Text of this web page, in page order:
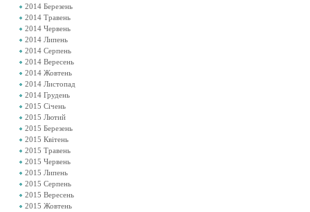
2014 Березень
2014 Травень
2014 Червень
2014 Липень
2014 Серпень
2014 Вересень
2014 Жовтень
2014 Листопад
2014 Грудень
2015 Січень
2015 Лютий
2015 Березень
2015 Квітень
2015 Травень
2015 Червень
2015 Липень
2015 Серпень
2015 Вересень
2015 Жовтень